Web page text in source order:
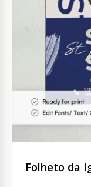
Folheto da